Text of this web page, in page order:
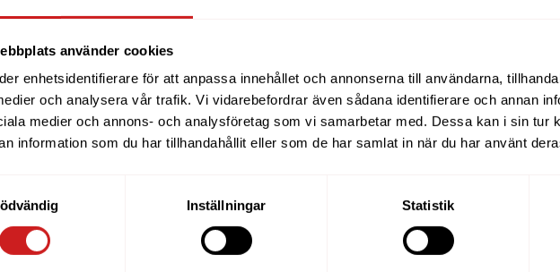
använder cookies
enhetsidentifierare för att anpassa innehållet och annonserna till användarna,
och analysera vår trafik. Vi vidarebefordrar även sådana identifierare och annan
medier och annons- och analysföretag som vi samarbetar med. Dessa kan i sin tur
information som du har tillhandahållit eller som de har samlat in när du har använt
Inställningar Statistik
Kontaktperson
Förnamn Efternamn